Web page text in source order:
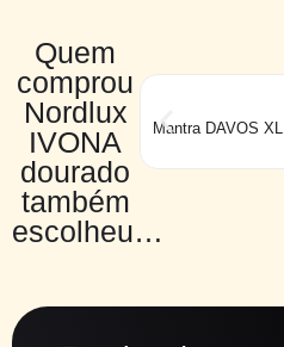
Quem
comprou
Nordlux
IVONA
dourado
também
escolheu…
Mantra DAVOS XL